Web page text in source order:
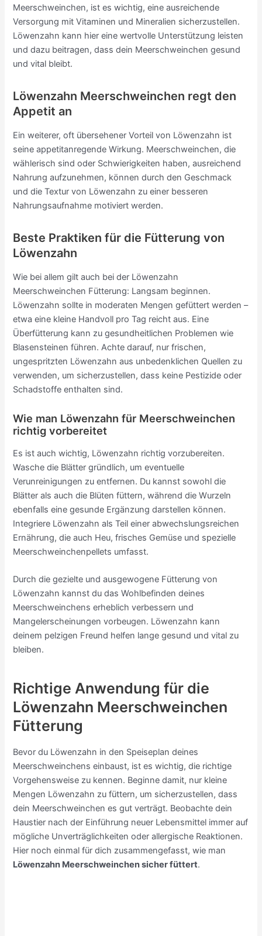
Meerschweinchen, ist es wichtig, eine ausreichende
Versorgung mit Vitaminen und Mineralien sicherzustellen.
Löwenzahn kann hier eine wertvolle Unterstützung leisten
und dazu beitragen, dass dein Meerschweinchen gesund
und vital bleibt.
Löwenzahn Meerschweinchen regt den
Appetit an
Ein weiterer, oft übersehener Vorteil von Löwenzahn ist
seine appetitanregende Wirkung. Meerschweinchen, die
wählerisch sind oder Schwierigkeiten haben, ausreichend
Nahrung aufzunehmen, können durch den Geschmack
und die Textur von Löwenzahn zu einer besseren
Nahrungsaufnahme motiviert werden.
Beste Praktiken für die Fütterung von
Löwenzahn
Wie bei allem gilt auch bei der Löwenzahn
Meerschweinchen Fütterung: Langsam beginnen.
Löwenzahn sollte in moderaten Mengen gefüttert werden –
etwa eine kleine Handvoll pro Tag reicht aus. Eine
Überfütterung kann zu gesundheitlichen Problemen wie
Blasensteinen führen. Achte darauf, nur frischen,
ungespritzten Löwenzahn aus unbedenklichen Quellen zu
verwenden, um sicherzustellen, dass keine Pestizide oder
Schadstoffe enthalten sind.
Wie man Löwenzahn für Meerschweinchen
richtig vorbereitet
Es ist auch wichtig, Löwenzahn richtig vorzubereiten.
Wasche die Blätter gründlich, um eventuelle
Verunreinigungen zu entfernen. Du kannst sowohl die
Blätter als auch die Blüten füttern, während die Wurzeln
ebenfalls eine gesunde Ergänzung darstellen können.
Integriere Löwenzahn als Teil einer abwechslungsreichen
Ernährung, die auch Heu, frisches Gemüse und spezielle
Meerschweinchenpellets umfasst.
Durch die gezielte und ausgewogene Fütterung von
Löwenzahn kannst du das Wohlbefinden deines
Meerschweinchens erheblich verbessern und
Mangelerscheinungen vorbeugen. Löwenzahn kann
deinem pelzigen Freund helfen lange gesund und vital zu
bleiben.
Richtige Anwendung für die
Löwenzahn Meerschweinchen
Fütterung
Bevor du Löwenzahn in den Speiseplan deines
Meerschweinchens einbaust, ist es wichtig, die richtige
Vorgehensweise zu kennen. Beginne damit, nur kleine
Mengen Löwenzahn zu füttern, um sicherzustellen, dass
dein Meerschweinchen es gut verträgt. Beobachte dein
Haustier nach der Einführung neuer Lebensmittel immer auf
mögliche Unverträglichkeiten oder allergische Reaktionen.
Hier noch einmal für dich zusammengefasst, wie man
Löwenzahn Meerschweinchen sicher füttert.